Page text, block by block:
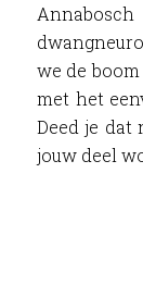
we de
met het
Deed je dat
jouw deel